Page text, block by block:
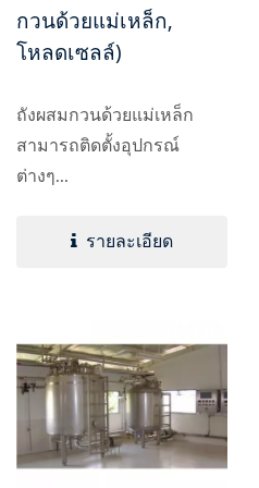
กวนด้วยแม่เหล็ก,
โหลดเซลล์)
ถังผสมกวนด้วยแม่เหล็ก
สามารถติดตั้งอุปกรณ์
ต่างๆ...
รายละเอียด